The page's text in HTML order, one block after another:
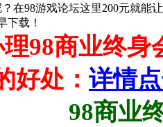
？在98游戏论坛这里200元就能
下载！
理98商业终
好处： 详情
终身会